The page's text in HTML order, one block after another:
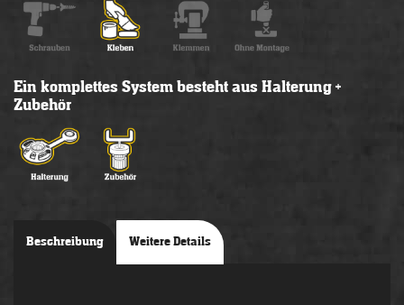
Ein komplettes System besteht aus Halterung +
Zubehör
Beschreibung Weitere Details